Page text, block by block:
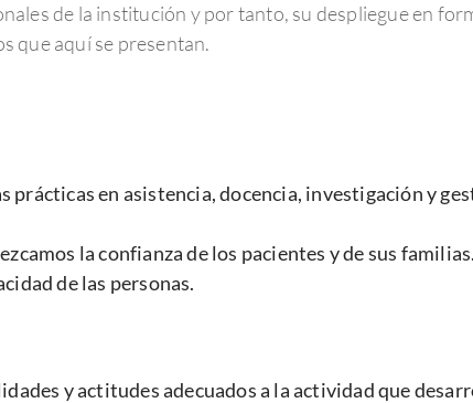
de la institución y por tanto, su despliegue en
que aquí se presentan.
prácticas en asistencia, docencia, investigación y
la confianza de los pacientes y de sus familias.
de las personas.
y actitudes adecuados a la actividad que